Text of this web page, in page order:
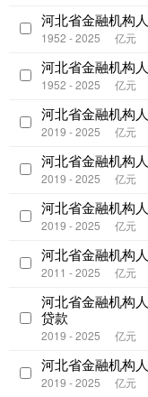
河北省金融机构
1952 - 2025 亿元
河北省金融机构
1952 - 2025 亿元
河北省金融机构
2019 - 2025 亿元
河北省金融机构
2019 - 2025 亿元
河北省金融机构
2019 - 2025 亿元
河北省金融机构
2011 - 2025 亿元
河北省金融机构
贷款
2019 - 2025 亿元
河北省金融机构
2019 - 2025 亿元